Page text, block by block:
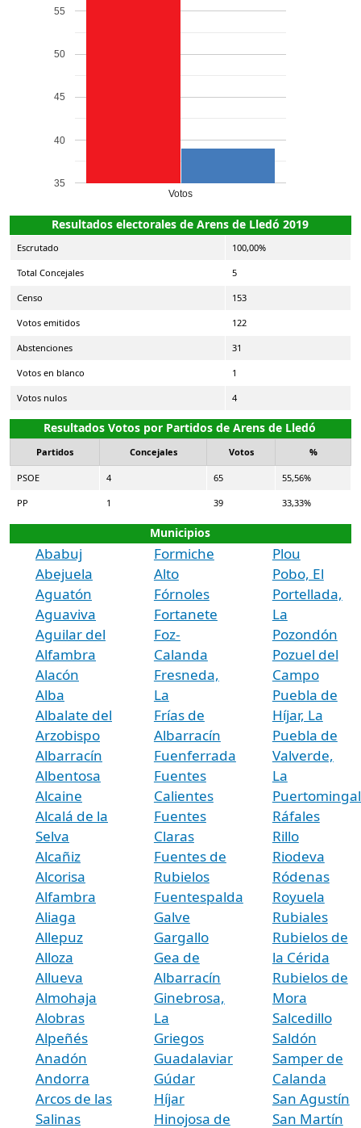
Votos
35
40
45
50
55
Resultados electorales de Arens de Lledó 2019
Escrutado 100,00%
Total Concejales 5
Censo 153
Votos emitidos 122
Abstenciones 31
Votos en blanco 1
Votos nulos 4
Resultados Votos por Partidos de Arens de Lledó
Partidos Concejales Votos %
PSOE 4 65 55,56%
PP 1 39 33,33%
Municipios
Ababuj
Abejuela
Aguatón
Aguaviva
Aguilar del
Alfambra
Alacón
Alba
Albalate del
Arzobispo
Albarracín
Albentosa
Alcaine
Alcalá de la
Selva
Alcañiz
Alcorisa
Alfambra
Aliaga
Allepuz
Alloza
Allueva
Almohaja
Alobras
Alpeñés
Anadón
Andorra
Arcos de las
Salinas
Formiche
Alto
Fórnoles
Fortanete
Foz-
Calanda
Fresneda,
La
Frías de
Albarracín
Fuenferrada
Fuentes
Calientes
Fuentes
Claras
Fuentes de
Rubielos
Fuentespalda
Galve
Gargallo
Gea de
Albarracín
Ginebrosa,
La
Griegos
Guadalaviar
Gúdar
Híjar
Hinojosa de
Plou
Pobo, El
Portellada,
La
Pozondón
Pozuel del
Campo
Puebla de
Híjar, La
Puebla de
Valverde,
La
Ráfales
Rillo
Riodeva
Ródenas
Royuela
Rubiales
Rubielos de
la Cérida
Rubielos de
Mora
Salcedillo
Saldón
Samper de
Calanda
San Agustín
San Martín